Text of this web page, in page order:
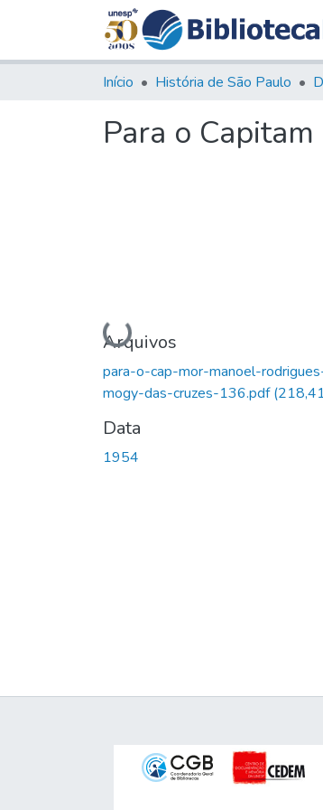
Início História de São Paulo
Para o
Carregando...
Arquivos
para-o-cap-mor-manoel-
mogy-das-cruzes-136.pdf
Data
1954